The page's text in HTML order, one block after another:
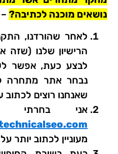
נושאים מוכנה לכתיבה?–
לאחר שהורדנו,
הרישיון שלנו (שזה
לבצע כעת, אפשר
נבחר אתר מתחרה
שאנחנו רוצים לכתוב
אני בחרתי
מעוניין לכתוב יותר על